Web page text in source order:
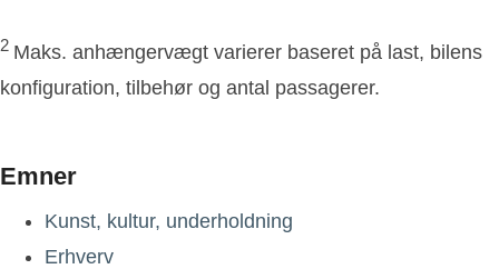
2 Maks. anhængervægt varierer baseret på last, bilens
konfiguration, tilbehør og antal passagerer.
Emner
Kunst, kultur, underholdning
Erhverv